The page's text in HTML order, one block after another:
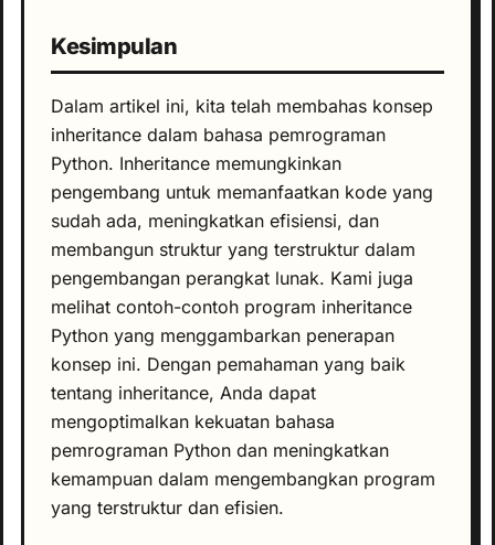
Kesimpulan
Dalam artikel ini, kita telah membahas konsep
inheritance dalam bahasa pemrograman
Python. Inheritance memungkinkan
pengembang untuk memanfaatkan kode yang
sudah ada, meningkatkan efisiensi, dan
membangun struktur yang terstruktur dalam
pengembangan perangkat lunak. Kami juga
melihat contoh-contoh program inheritance
Python yang menggambarkan penerapan
konsep ini. Dengan pemahaman yang baik
tentang inheritance, Anda dapat
mengoptimalkan kekuatan bahasa
pemrograman Python dan meningkatkan
kemampuan dalam mengembangkan program
yang terstruktur dan efisien.